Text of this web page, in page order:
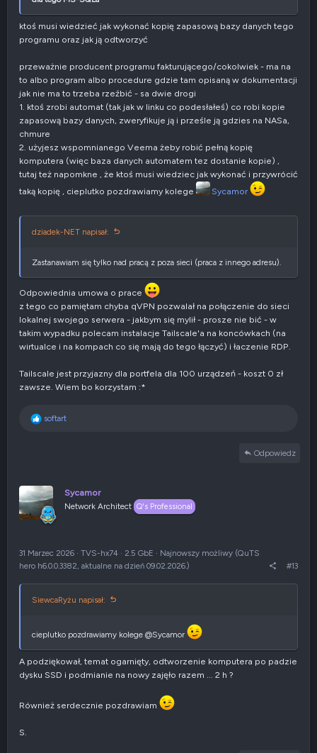
ktoś musi wiedzieć jak wykonać kopię zapasową bazy danych tego
programu oraz jak ją odtworzyć
przeważnie producent programu fakturującego/cokolwiek - ma na
to albo program albo procedure gdzie tam opisaną w dokumentacji
jak nie ma to trzeba rzeźbić - sa dwie drogi
1. ktoś zrobi automat (tak jak w linku co podesłałeś) co robi kopie
zapasową bazy danych, zweryfikuje ją i prześle ją gdzies na NASa,
chmure
2. użyjesz wspomnianego Veema żeby robić pełną kopię
komputera (więc baza danych automatem tez dostanie kopie) ,
tutaj też napomkne , że ktoś musi wiedziec jak wykonać i przywrócić
taką kopię , cieplutko pozdrawiamy kolege
Sycamor
dziadek-NET napisał:
Zastanawiam się tylko nad pracą z poza sieci (praca z innego adresu).
Odpowiednia umowa o prace
z tego co pamiętam chyba qVPN pozwalał na połączenie do sieci
lokalnej swojego serwera - jakbym się mylił - prosze nie bić - w
takim wypadku polecam instalacje Tailscale'a na koncówkach (na
wirtualce i na kompach co się mają do tego łączyć) i łaczenie RDP.
Tailscale jest przyjazny dla portfela dla 100 urządzeń - koszt 0 zł
zawsze. Wiem bo korzystam :*
R
e
:
softart
Odpowiedz
Sycamor
Network Architect Q's Professional
31 Marzec 2026 · TVS-hx74 · 2.5 GbE · Najnowszy możliwy (QuTS
hero h6.0.0.3382, aktualne na dzień 09.02.2026.)
#13
SiewcaRyżu napisał:
cieplutko pozdrawiamy kolege @Sycamor
A podziękował, temat ogarnięty, odtworzenie komputera po padzie
dysku SSD i podmianie na nowy zajęło razem ... 2 h ?
Również serdecznie pozdrawiam
S.